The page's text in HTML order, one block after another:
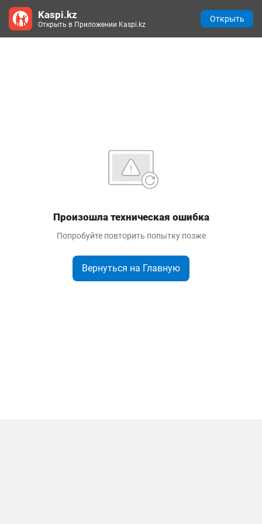
Произошла техническая ошибка
Попробуйте повторить попытку позже
Вернуться на Главную
Kaspi.kz
Открыть в Приложении Kaspi.kz
Открыть